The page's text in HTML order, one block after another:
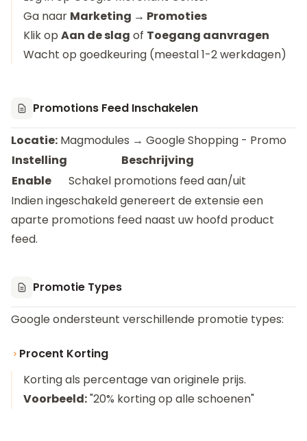
Ga naar Marketing → Promoties
Klik op Aan de slag of Toegang aanvragen
Wacht op goedkeuring (meestal 1-2 werkdagen)
Promotions Feed Inschakelen
Locatie: Magmodules → Google Shopping - Promo
Instelling
Beschrijving
Enable
Schakel promotions feed aan/uit
Indien ingeschakeld genereert de extensie een
aparte promotions feed naast uw hoofd product
feed.
Promotie Types
Google ondersteunt verschillende promotie types:
Procent Korting
Korting als percentage van originele prijs.
Voorbeeld:"20% korting op alle schoenen"